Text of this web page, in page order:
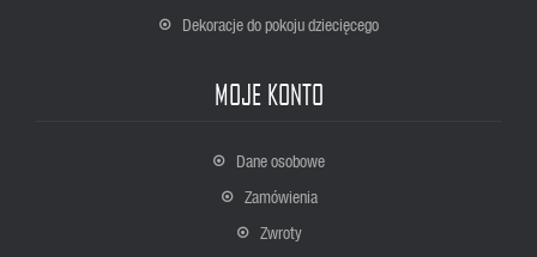
Dekoracje do pokoju dziecięcego
MOJE KONTO
Dane osobowe
Zamówienia
Zwroty